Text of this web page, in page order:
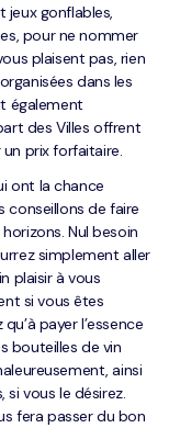
jeux gonflables,
pour ne nommer
plaisent pas, rien
dans les
également
des Villes offrent
prix forfaitaire.
ont la chance
conseillons de faire
Nul besoin
simplement aller
plaisir à vous
si vous êtes
payer l’essence
bouteilles de vin
ainsi
vous le désirez.
fera passer du bon